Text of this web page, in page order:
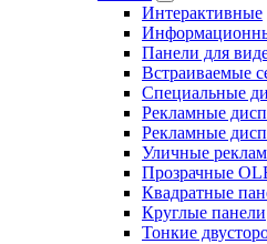
Интерактивные
Панели для
Встраиваемые
Специальные
Рекламные
Рекламные
Уличные
Прозрачные
Квадратные
Круглые панели
Тонкие